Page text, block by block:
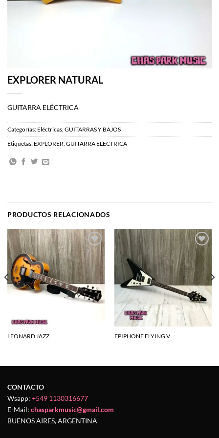
EXPLORER NATURAL
GUITARRA ELÉCTRICA
Categorías: Eléctricas GUITARRAS Y BAJOS
Etiquetas: EXPLORER GUITARRA ELECTRICA
PRODUCTOS RELACIONADOS
Agregar
lista de
LEONARD JAZZ
Agregar
a la
deseos
EPIPHONE FLYING V
CONTACTO
Wsapp: +549 1130316677
E-Mail: chasparkmusic@gmail.com
BUENOS AIRES, ARGENTINA